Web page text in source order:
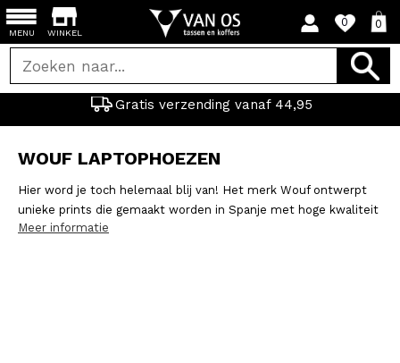
WINKEL
0 0
Gratis verzending vanaf 44,95
MENU
WOUF LAPTOPHOEZEN
Hier word je toch helemaal blij van! Het merk Wouf ontwerpt
unieke prints die gemaakt worden in Spanje met hoge kwaliteit
én het oog op duurzaamheid. Met de leuke, fleurige ontwerpen
Meer informatie